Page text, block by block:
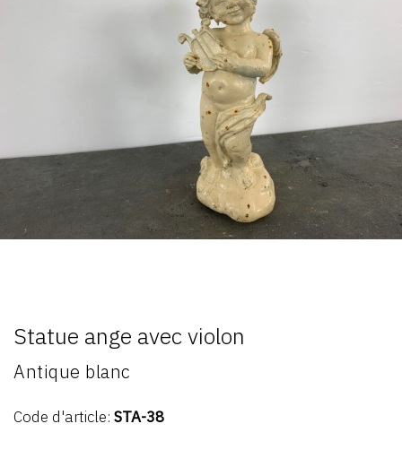
Statue ange avec violon
Antique blanc
Code d'article: STA-38